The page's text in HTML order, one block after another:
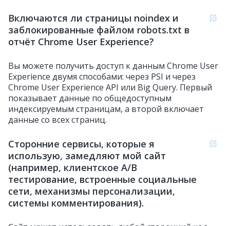
Включаются ли страницы noindex и
заблокированные файлом robots.txt в
отчёт Chrome User Experience?
Вы можете получить доступ к данным Chrome User
Experience двумя способами: через PSI и через
Chrome User Experience API или Big Query. Первый
показывает данные по общедоступным
индексируемым страницам, а второй включает
данные со всех страниц.
Сторонние сервисы, которые я
использую, замедляют мой сайт
(например, клиентское A/B
тестирование, встроенные социальные
сети, механизмы персонализации,
системы комментирования).